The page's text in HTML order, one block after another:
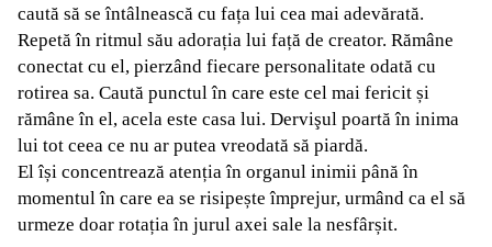
caută să se întâlnească cu fața lui cea mai adevărată.
Repetă în ritmul său adorația lui față de creator. Rămâne
conectat cu el, pierzând fiecare personalitate odată cu
rotirea sa. Caută punctul în care este cel mai fericit și
rămâne în el, acela este casa lui. Dervişul poartă în inima
lui tot ceea ce nu ar putea vreodată să piardă.
El își concentrează atenția în organul inimii până în
momentul în care ea se risipește împrejur, urmând ca el să
urmeze doar rotația în jurul axei sale la nesfârșit.